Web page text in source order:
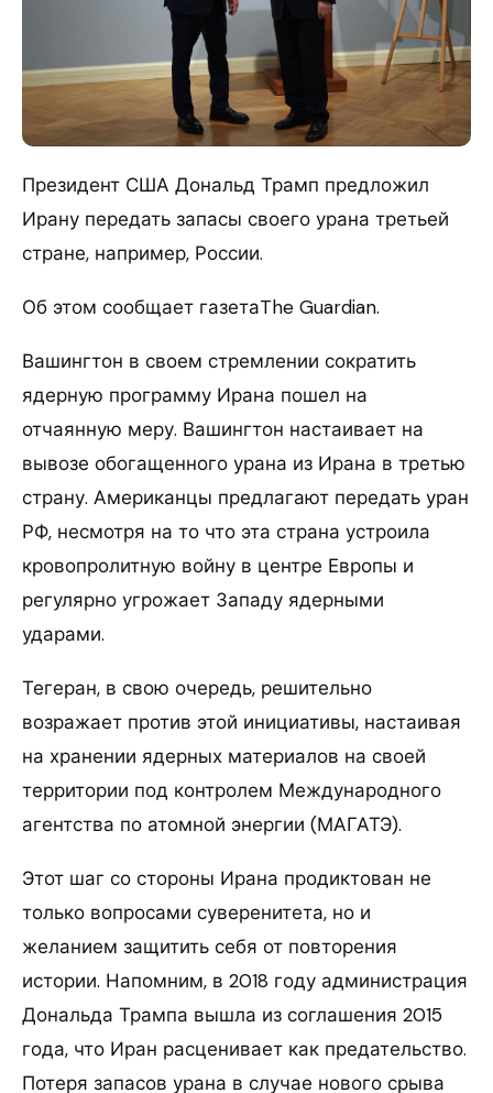
Президент США Дональд Трамп предложил
Ирану передать запасы своего урана третьей
стране, например, России.
Об этом сообщает газетаThe Guardian.
Вашингтон в своем стремлении сократить
ядерную программу Ирана пошел на
отчаянную меру. Вашингтон настаивает на
вывозе обогащенного урана из Ирана в третью
страну. Американцы предлагают передать уран
РФ, несмотря на то что эта страна устроила
кровопролитную войну в центре Европы и
регулярно угрожает Западу ядерными
ударами.
Тегеран, в свою очередь, решительно
возражает против этой инициативы, настаивая
на хранении ядерных материалов на своей
территории под контролем Международного
агентства по атомной энергии (МАГАТЭ).
Этот шаг со стороны Ирана продиктован не
только вопросами суверенитета, но и
желанием защитить себя от повторения
истории. Напомним, в 2018 году администрация
Дональда Трампа вышла из соглашения 2015
года, что Иран расценивает как предательство.
Потеря запасов урана в случае нового срыва